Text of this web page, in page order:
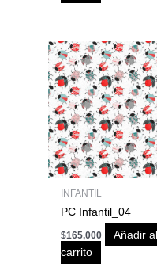
INFANTIL
PC Infantil_04
$165,000
Añadir al
carrito